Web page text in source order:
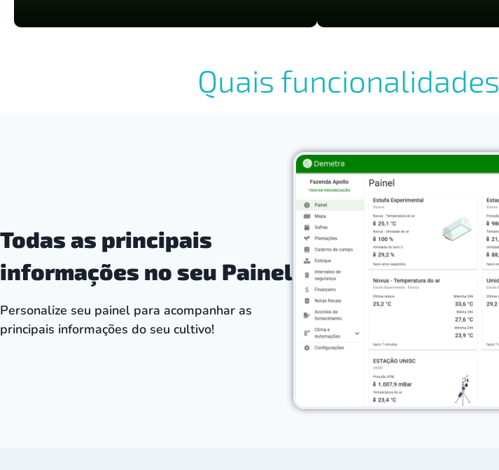
Quais funcionalidades
Todas as principais
informações no seu Painel
Personalize seu painel para acompanhar as
principais informações do seu cultivo!